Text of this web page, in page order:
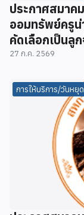
ประกาศสมาค
ออมทรัพย์ครูน่
คัดเลือกเป็นลู
27 ก.ค. 2569
การให้บริการ/วันหยุด